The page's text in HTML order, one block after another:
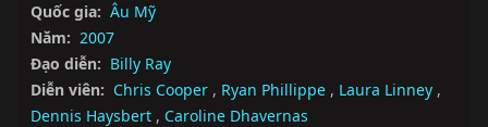
Quốc gia: Âu Mỹ
Năm: 2007
Đạo diễn: Billy Ray
Diễn viên: Chris Cooper , Ryan Phillippe , Laura Linney ,
Dennis Haysbert , Caroline Dhavernas